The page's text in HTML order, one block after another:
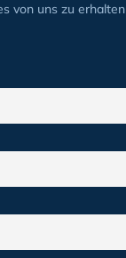
von uns zu erhalten